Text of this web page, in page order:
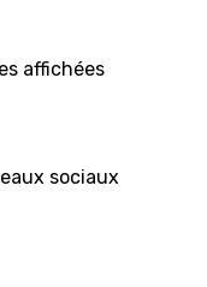
affichées
sociaux